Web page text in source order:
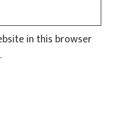
in this browser